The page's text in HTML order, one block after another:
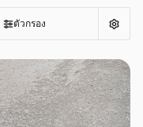
ตัวกรอง